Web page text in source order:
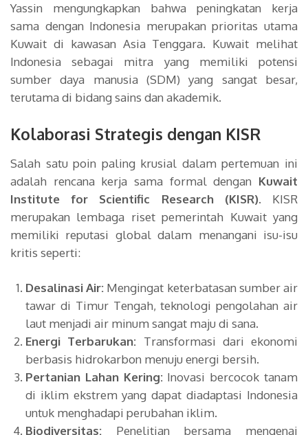
Yassin mengungkapkan bahwa peningkatan kerja
sama dengan Indonesia merupakan prioritas utama
Kuwait di kawasan Asia Tenggara. Kuwait melihat
Indonesia sebagai mitra yang memiliki potensi
sumber daya manusia (SDM) yang sangat besar,
terutama di bidang sains dan akademik.
Kolaborasi Strategis dengan KISR
Salah satu poin paling krusial dalam pertemuan ini
adalah rencana kerja sama formal dengan Kuwait
Institute for Scientific Research (KISR). KISR
merupakan lembaga riset pemerintah Kuwait yang
memiliki reputasi global dalam menangani isu-isu
kritis seperti:
Desalinasi Air: Mengingat keterbatasan sumber air
tawar di Timur Tengah, teknologi pengolahan air
laut menjadi air minum sangat maju di sana.
Energi Terbarukan: Transformasi dari ekonomi
berbasis hidrokarbon menuju energi bersih.
Pertanian Lahan Kering:Inovasi bercocok tanam
di iklim ekstrem yang dapat diadaptasi Indonesia
untuk menghadapi perubahan iklim.
Biodiversitas: Penelitian bersama mengenai